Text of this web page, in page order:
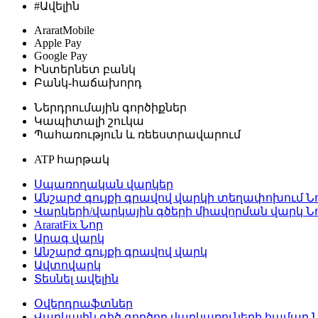
#Ավելին
AraratMobile
Apple Pay
Google Pay
Ինտերնետ բանկ
Բանկ-հաճախորդ
Ներդրումային գործիքներ
Կապիտալի շուկա
Պահառություն և ռեեստրավարում
ATP հարթակ
Սպառողական վարկեր
Անշարժ գույքի գրավով վարկի տեղափոխում
Վարկերի/վարկային գծերի միավորման վարկ
AraratFix Նոր
Արագ վարկ
Անշարժ գույքի գրավով վարկ
Ավտովարկ
Տեսնել ավելին
Օվերդրաֆտներ